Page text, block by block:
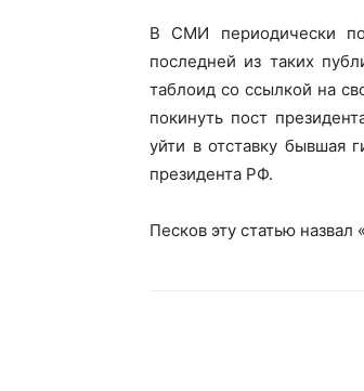
В СМИ периодически
последней из таких
таблоид со ссылкой на
покинуть пост
уйти в отставку бывшая
президента РФ.
Песков эту статью